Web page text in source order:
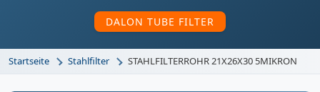
DALON TUBE FILTER
Startseite Stahlfilter STAHLFILTERROHR 21X26X30 5MIKRON